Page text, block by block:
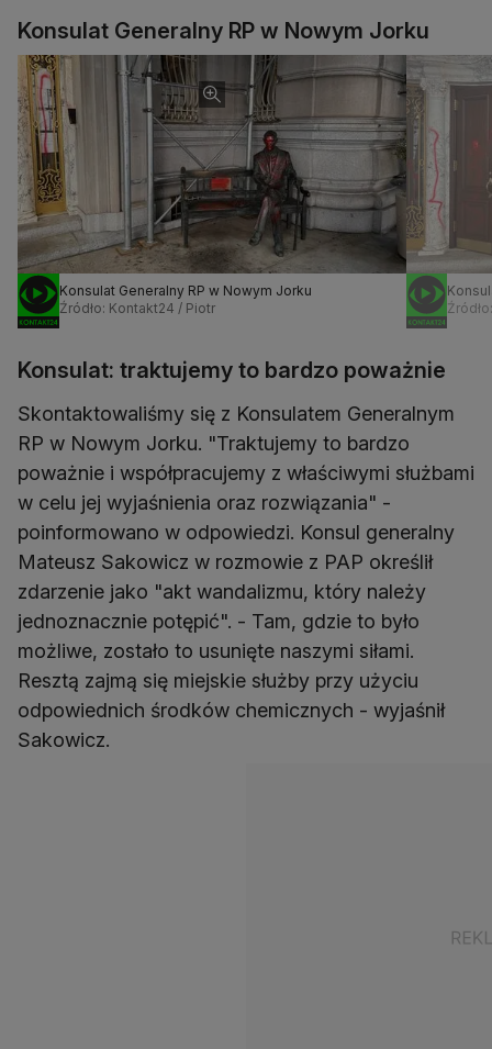
Konsulat Generalny RP w Nowym Jorku
Konsulat Generalny RP w Nowym Jorku
Źródło: Kontakt24 / Piotr
Konsulat: traktujemy to bardzo poważnie
Skontaktowaliśmy się z Konsulatem Generalnym
RP w Nowym Jorku. "Traktujemy to bardzo
poważnie i współpracujemy z właściwymi służbami
w celu jej wyjaśnienia oraz rozwiązania" -
poinformowano w odpowiedzi. Konsul generalny
Mateusz Sakowicz w rozmowie z PAP określił
zdarzenie jako "akt wandalizmu, który należy
jednoznacznie potępić". - Tam, gdzie to było
możliwe, zostało to usunięte naszymi siłami.
Resztą zajmą się miejskie służby przy użyciu
odpowiednich środków chemicznych - wyjaśnił
Sakowicz.